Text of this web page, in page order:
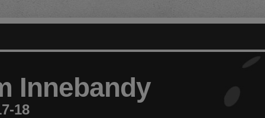
Innebandy
18